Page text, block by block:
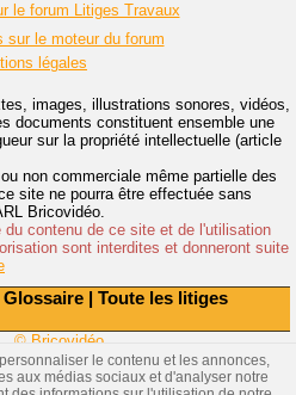
Glossaire | Toute les litiges
le forum Litiges Travaux
sur le moteur du forum
légales
images, illustrations sonores, vidéos,
documents constituent ensemble une
sur la propriété intellectuelle (article
non commerciale même partielle des
site ne pourra être effectuée sans
Bricovidéo.
du contenu de ce site et de l'utilisation
sont interdites et donneront suite
© Bricovidéo
le contenu et les annonces,
aux médias sociaux et d'analyser notre